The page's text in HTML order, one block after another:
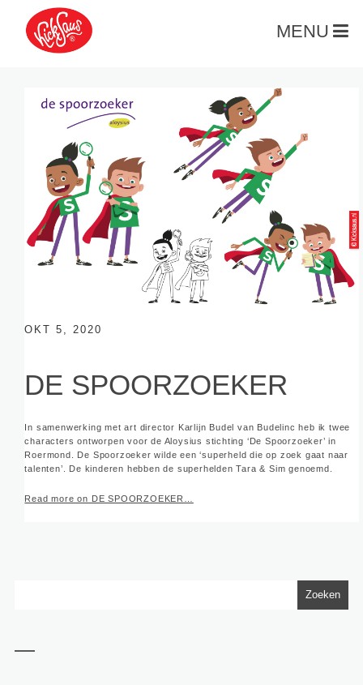
MENU
OKT 5, 2020
DE SPOORZOEKER
In samenwerking met art director Karlijn Budel van Budelinc heb ik twee
characters ontworpen voor de Aloysius stichting ‘De Spoorzoeker’ in
Roermond. De Spoorzoeker wilde een ‘superheld die op zoek gaat naar
talenten’. De kinderen hebben de superhelden Tara & Sim genoemd.
Read more on DE SPOORZOEKER…